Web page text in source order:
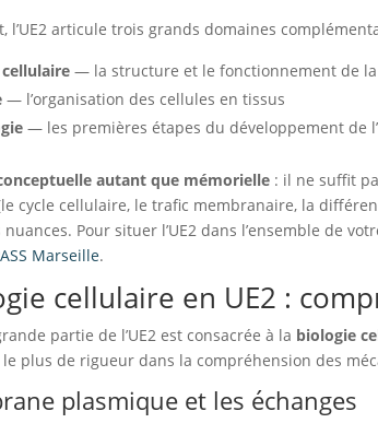
l’UE2 articule trois grands domaines
— la structure et le fonctionnement de
— l’organisation des cellules en tissus
— les premières étapes du développement de
autant que mémorielle : il ne suffit
cycle cellulaire, le trafic membranaire, la
Pour situer l’UE2 dans l’ensemble de
Marseille.
cellulaire en UE2 :
partie de l’UE2 est consacrée à la biologie
plus de rigueur dans la compréhension des
plasmique et les échanges